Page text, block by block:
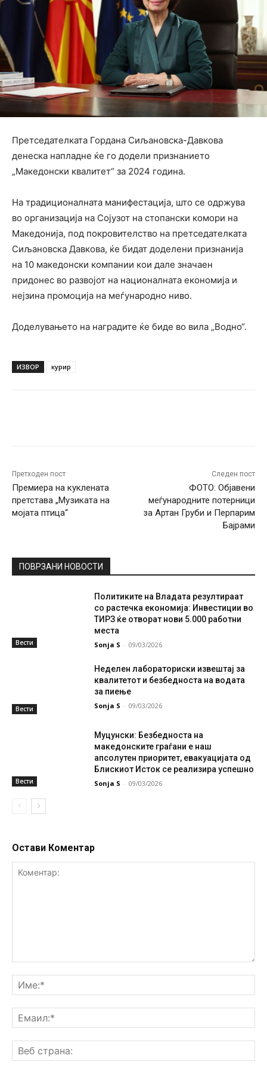
Претседателката Гордана Сиљановска-Давкова
денеска напладне ќе го додели признанието
„Македонски квалитет“ за 2024 година.
На традиционалната манифестација, што се одржува
во организација на Сојузот на стопански комори на
Македонија, под покровителство на претседателката
Сиљановска Давкова, ќе бидат доделени признанија
на 10 македонски компании кои дале значаен
придонес во развојот на националната економија и
нејзина промоција на меѓународно ниво.
Доделувањето на наградите ќе биде во вила „Водно“.
ИЗВОР курир
Претходен пост
Премиера на куклената
претстава „Музиката на
мојата птица“
Следен пост
ФОТО: Објавени
меѓународните потерници
за Артан Груби и Перпарим
Бајрами
ПОВРЗАНИ НОВОСТИ
Вести
Политиките на Владата резултираат
со растечка економија: Инвестиции во
ТИРЗ ќе отворат нови 5.000 работни
места
Sonja S - 09/03/2026
Вести
Неделен лабораториски извештај за
квалитетот и безбедноста на водата
за пиење
Sonja S - 09/03/2026
Вести
Муцунски: Безбедноста на
македонските граѓани е наш
апсолутен приоритет, евакуацијата од
Блискиот Исток се реализира успешно
Sonja S - 09/03/2026
Остави Коментар